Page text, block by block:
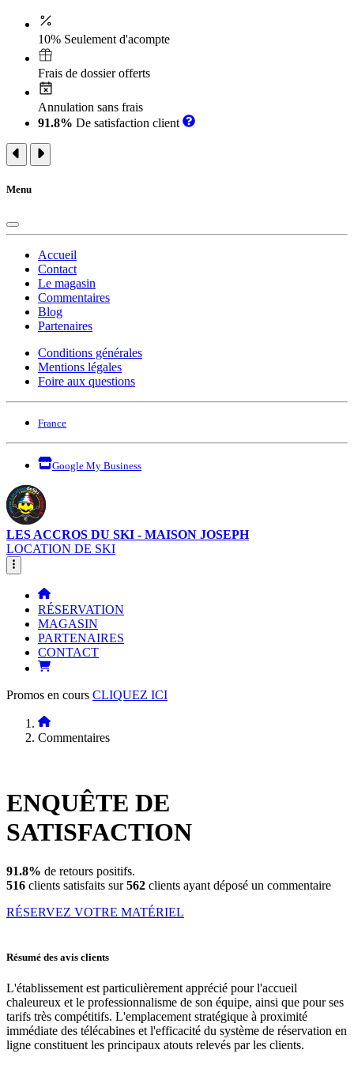
10% Seulement d'acompte
Frais de dossier offerts
Annulation sans frais
91.8% De satisfaction client
Menu
Accueil
Contact
Le magasin
Commentaires
Blog
Partenaires
Conditions générales
Mentions légales
Foire aux questions
France
Google My Business
LES ACCROS DU SKI - MAISON JOSEPH
LOCATION DE SKI
RÉSERVATION
MAGASIN
PARTENAIRES
CONTACT
Promos en cours CLIQUEZ ICI
Commentaires
ENQUÊTE DE
SATISFACTION
91.8% de retours positifs.
516 clients satisfaits sur562 clients ayant déposé un commentaire
RÉSERVEZ VOTRE MATÉRIEL
Résumé des avis clients
L'établissement est particulièrement apprécié pour l'accueil
chaleureux et le professionnalisme de son équipe, ainsi que pour ses
tarifs très compétitifs. L'emplacement stratégique à proximité
immédiate des télécabines et l'efficacité du système de réservation en
ligne constituent les principaux atouts relevés par les clients.